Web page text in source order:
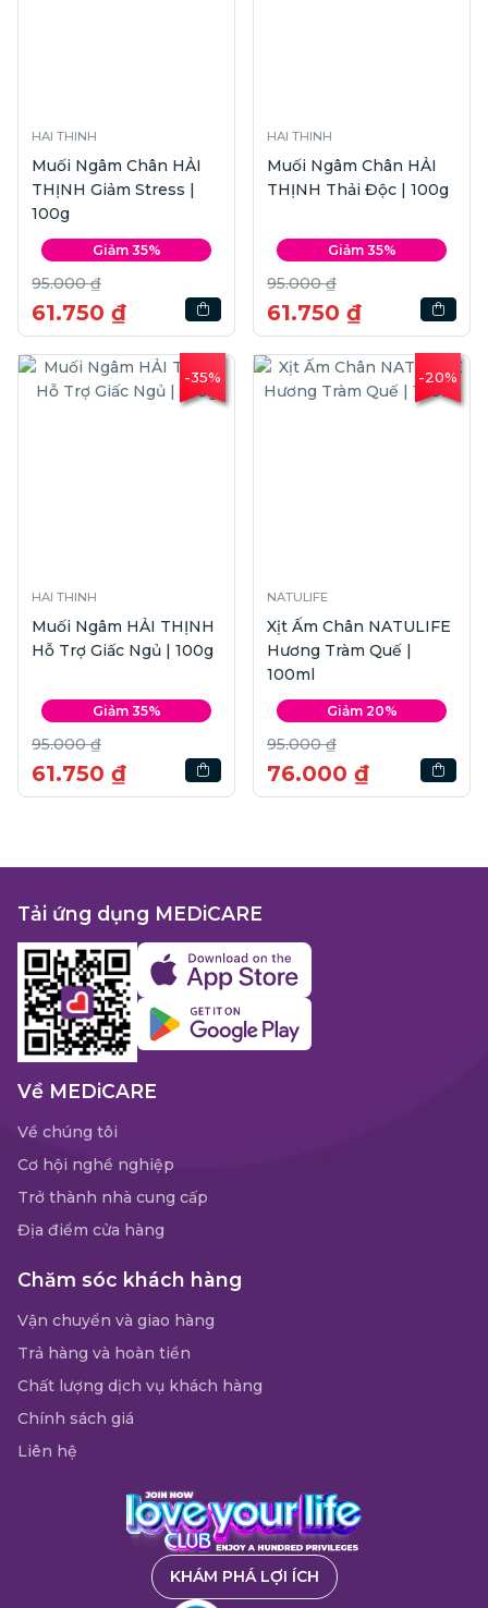
HAI THINH
Muối Ngâm Chân HẢI
THỊNH Giảm Stress |
100g
Giảm 35%
95.000 ₫
61.750 ₫
HAI THINH
Muối Ngâm Chân HẢI
THỊNH Thải Độc | 100g
Giảm 35%
95.000 ₫
61.750 ₫
-35%
HAI THINH
Muối Ngâm HẢI THỊNH
Hỗ Trợ Giấc Ngủ | 100g
Giảm 35%
95.000 ₫
61.750 ₫
-20%
NATULIFE
Xịt Ấm Chân NATULIFE
Hương Tràm Quế |
100ml
Giảm 20%
95.000 ₫
76.000 ₫
Tải ứng dụng MEDiCARE
Về MEDiCARE
Về chúng tôi
Cơ hội nghề nghiệp
Trở thành nhà cung cấp
Địa điểm cửa hàng
Chăm sóc khách hàng
Vận chuyển và giao hàng
Trả hàng và hoàn tiền
Chất lượng dịch vụ khách hàng
Chính sách giá
Liên hệ
KHÁM PHÁ LỢI ÍCH